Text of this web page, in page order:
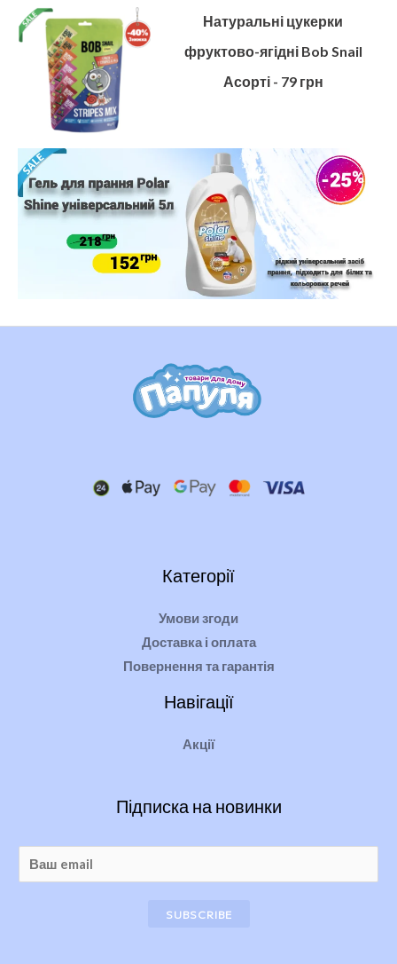
Натуральні цукерки
фруктово-ягідні Bob Snail
Асорті - 79 грн
Категорії
Умови згоди
Доставка і оплата
Повернення та гарантія
Навігації
Акції
Підписка на новинки
SUBSCRIBE